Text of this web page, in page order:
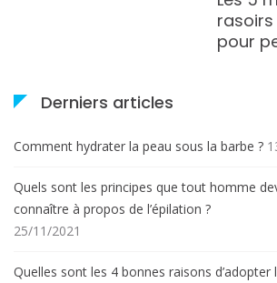
pour
Derniers articles
Comment hydrater la peau sous la barbe ?
Quels sont les principes que tout homme
connaître à propos de l’épilation ?
25/11/2021
Quelles sont les 4 bonnes raisons